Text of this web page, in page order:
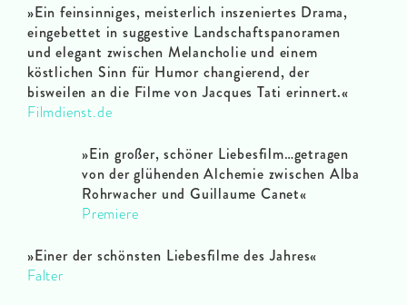
»Ein feinsinniges, meisterlich inszeniertes Drama,
eingebettet in suggestive Landschaftspanoramen
und elegant zwischen Melancholie und einem
köstlichen Sinn für Humor changierend, der
bisweilen an die Filme von Jacques Tati erinnert.«
Filmdienst.de
»Ein großer, schöner Liebesfilm…getragen
von der glühenden Alchemie zwischen Alba
Rohrwacher und Guillaume Canet«
Premiere
»Einer der schönsten Liebesfilme des Jahres«
Falter